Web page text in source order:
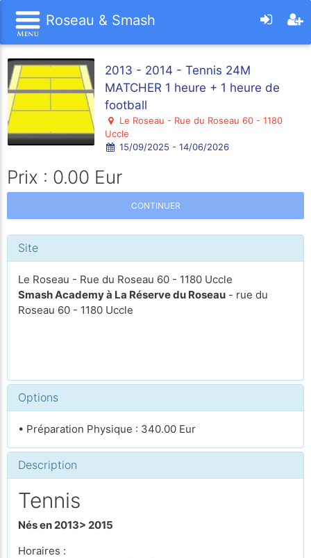
Roseau & Smash
2013 - 2014 - Tennis 24M
MATCHER 1 heure + 1 heure de
football
Le Roseau - Rue du Roseau 60 - 1180
Uccle
15/09/2025 - 14/06/2026
Prix : 0.00 Eur
CONTINUER
Site
Le Roseau - Rue du Roseau 60 - 1180 Uccle
Smash Academy à La Réserve du Roseau - rue du
Roseau 60 - 1180 Uccle
Options
• Préparation Physique : 340.00 Eur
Description
Tennis
Nés en 2013> 2015
Horaires :